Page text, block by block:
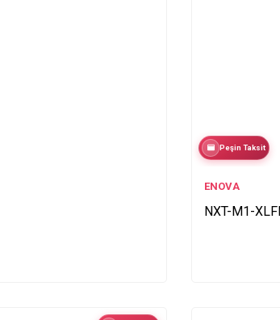
Peşin Taksit
ENOVA
NXT-M1-